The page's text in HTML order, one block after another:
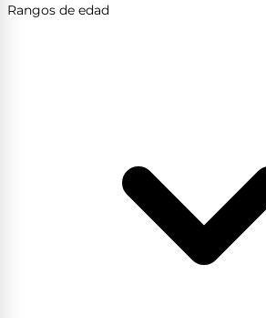
Rangos de edad